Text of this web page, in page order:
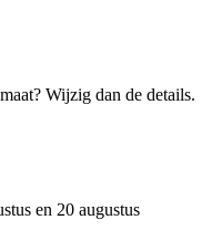
Wijzig dan de details.
en 20 augustus